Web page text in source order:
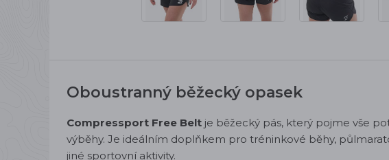
Oboustranný běžecký opasek
Compressport Free Belt je běžecký pás, který pojme vše
výběhy. Je ideálním doplňkem pro tréninkové běhy,
jiné sportovní aktivity.